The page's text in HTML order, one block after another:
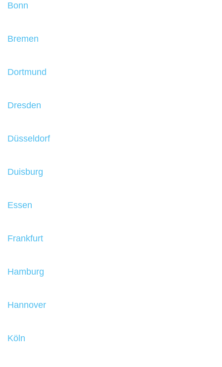
Bonn
Bremen
Dortmund
Dresden
Düsseldorf
Duisburg
Essen
Frankfurt
Hamburg
Hannover
Köln